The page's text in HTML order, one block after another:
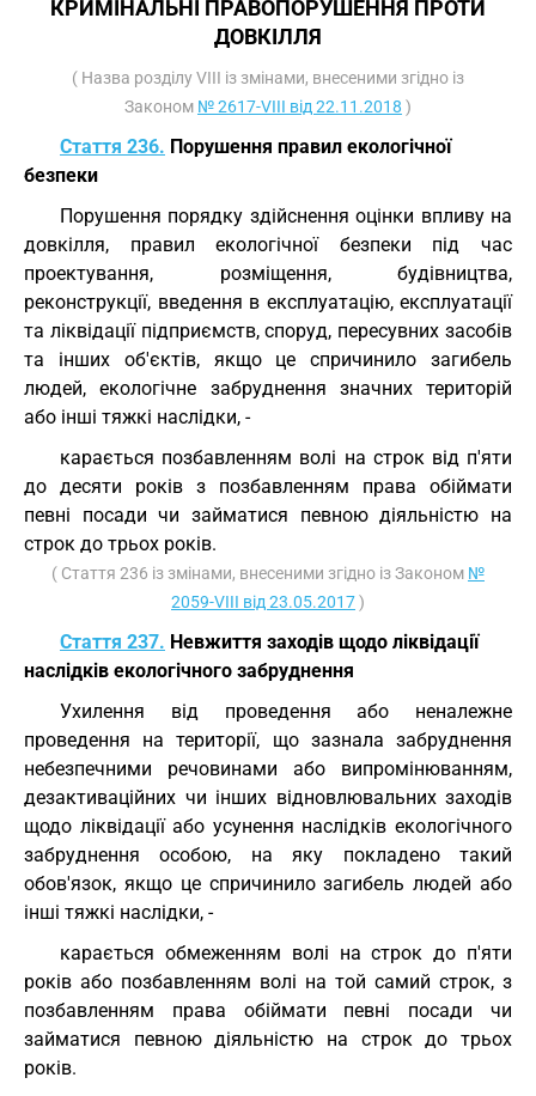
КРИМІНАЛЬНІ ПРАВОПОРУШЕННЯ ПРОТИ
ДОВКІЛЛЯ
( Назва розділу VIII із змінами, внесеними згідно із
Законом № 2617-VIII від 22.11.2018 )
Стаття 236. Порушення правил екологічної
безпеки
Порушення порядку здійснення оцінки впливу на
довкілля, правил екологічної безпеки під час
проектування, розміщення, будівництва,
реконструкції, введення в експлуатацію, експлуатації
та ліквідації підприємств, споруд, пересувних засобів
та інших об'єктів, якщо це спричинило загибель
людей, екологічне забруднення значних територій
або інші тяжкі наслідки, -
карається позбавленням волі на строк від п'яти
до десяти років з позбавленням права обіймати
певні посади чи займатися певною діяльністю на
строк до трьох років.
( Стаття 236 із змінами, внесеними згідно із Законом №
2059-VIII від 23.05.2017)
Стаття 237. Невжиття заходів щодо ліквідації
наслідків екологічного забруднення
Ухилення від проведення або неналежне
проведення на території, що зазнала забруднення
небезпечними речовинами або випромінюванням,
дезактиваційних чи інших відновлювальних заходів
щодо ліквідації або усунення наслідків екологічного
забруднення особою, на яку покладено такий
обов'язок, якщо це спричинило загибель людей або
інші тяжкі наслідки, -
карається обмеженням волі на строк до п'яти
років або позбавленням волі на той самий строк, з
позбавленням права обіймати певні посади чи
займатися певною діяльністю на строк до трьох
років.